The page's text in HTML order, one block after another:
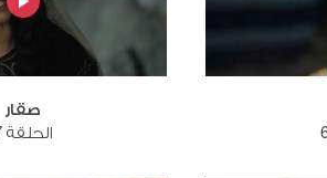
صقار
الحلقة 7